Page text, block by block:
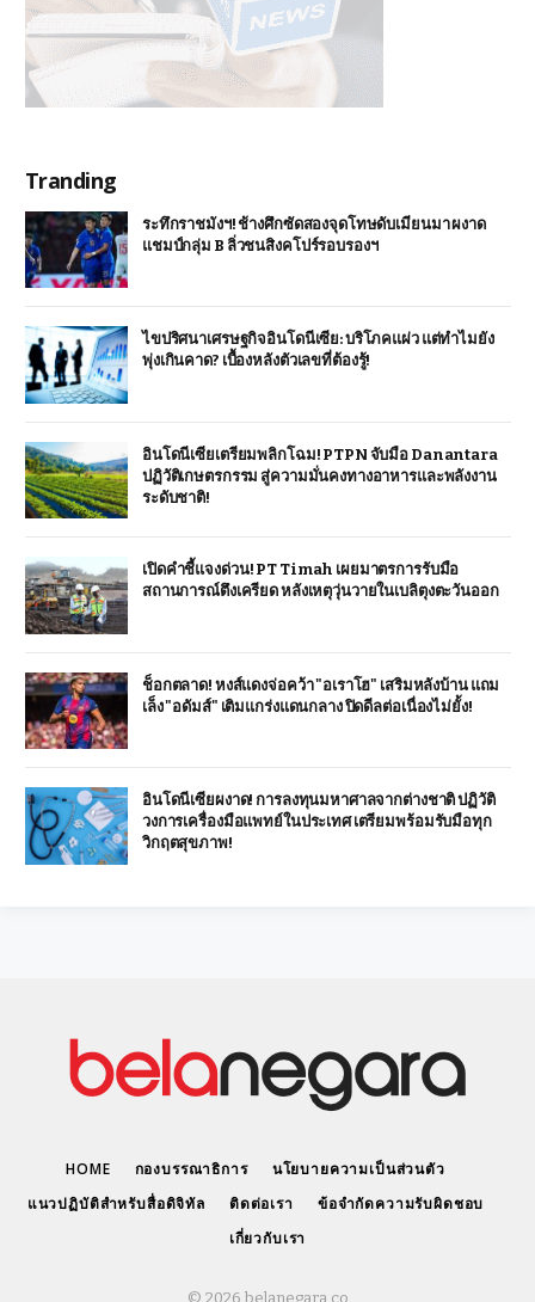
Tranding
ระทึกราชมังฯ! ช้างศึกซัดสองจุดโทษดับเมียนมา ผงาด
แชมป์กลุ่ม B ลิ่วชนสิงคโปร์รอบรองฯ
ไขปริศนาเศรษฐกิจอินโดนีเซีย: บริโภคแผ่ว แต่ทำไมยัง
พุ่งเกินคาด? เบื้องหลังตัวเลขที่ต้องรู้!
อินโดนีเซียเตรียมพลิกโฉม! PTPN จับมือ Danantara
ปฏิวัติเกษตรกรรม สู่ความมั่นคงทางอาหารและพลังงาน
ระดับชาติ!
เปิดคำชี้แจงด่วน! PT Timah เผยมาตรการรับมือ
สถานการณ์ตึงเครียด หลังเหตุวุ่นวายในเบลิตุงตะวันออก
ช็อกตลาด! หงส์แดงจ่อคว้า "อเราโฮ" เสริมหลังบ้าน แถม
เล็ง "อดัมส์" เติมแกร่งแดนกลาง ปิดดีลต่อเนื่องไม่ยั้ง!
อินโดนีเซียผงาด! การลงทุนมหาศาลจากต่างชาติ ปฏิวัติ
วงการเครื่องมือแพทย์ในประเทศ เตรียมพร้อมรับมือทุก
วิกฤตสุขภาพ!
HOME กองบรรณาธิการ
นโยบายความเป็นส่วนตัว
แนวปฏิบัติสำหรับสื่อดิจิทัล
ติดต่อเรา
ข้อจำกัดความรับผิดชอบ
เกี่ยวกับเรา
© 2026 belanegara.co